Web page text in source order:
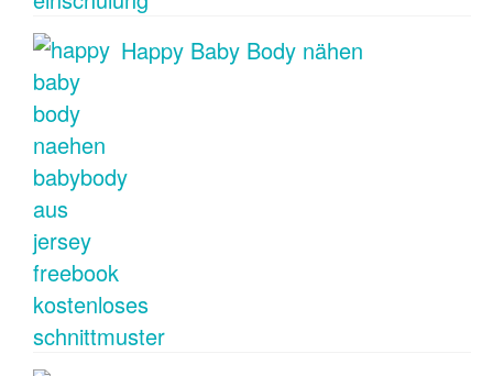
Happy Baby Body nähen